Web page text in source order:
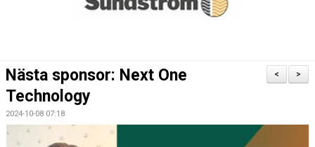
>
<
Nästa sponsor: Next One
Technology
2024-10-08 07:18